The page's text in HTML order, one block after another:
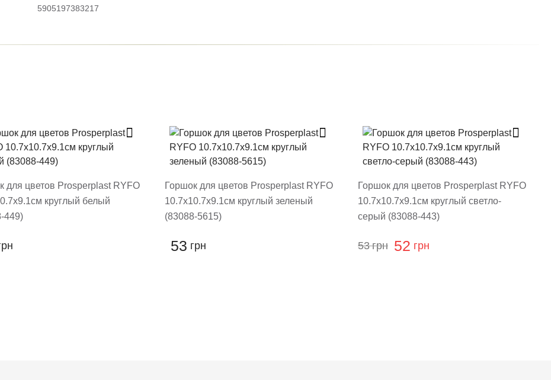
5905197383217
товару
для цветов Prosperplast RYFO
круглый белый
449)
Горшок для цветов Prosperplast RYFO
10.7х10.7х9.1см круглый зеленый
(83088-5615)
53 грн
Горшок для цветов Prosperplast RYFO
10.7х10.7х9.1см круглый светло-
серый (83088-443)
53 грн 52 грн